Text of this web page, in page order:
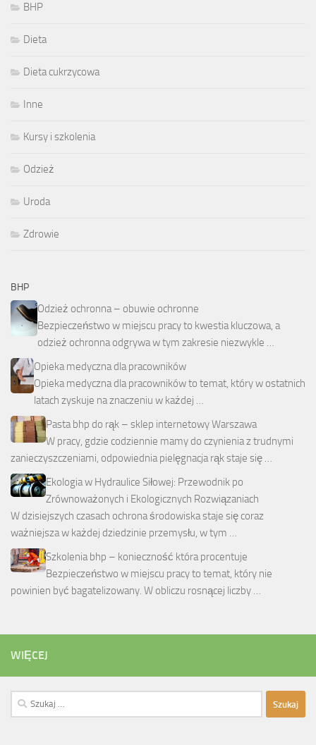
BHP
Dieta
Dieta cukrzycowa
Inne
Kursy i szkolenia
Odzież
Uroda
Zdrowie
BHP
Odzież ochronna – obuwie ochronne
Bezpieczeństwo w miejscu pracy to kwestia kluczowa, a
odzież ochronna odgrywa w tym zakresie niezwykle …
Opieka medyczna dla pracowników
Opieka medyczna dla pracowników to temat, który w ostatnich
latach zyskuje na znaczeniu w każdej …
Pasta bhp do rąk – sklep internetowy Warszawa
W pracy, gdzie codziennie mamy do czynienia z trudnymi
zanieczyszczeniami, odpowiednia pielęgnacja rąk staje się …
Ekologia w Hydraulice Siłowej: Przewodnik po
Zrównoważonych i Ekologicznych Rozwiązaniach
W dzisiejszych czasach ochrona środowiska staje się coraz
ważniejsza w każdej dziedzinie przemysłu, w tym …
Szkolenia bhp – konieczność która procentuje
Bezpieczeństwo w miejscu pracy to temat, który nie
powinien być bagatelizowany. W obliczu rosnącej liczby …
WIĘCEJ
Szukaj: